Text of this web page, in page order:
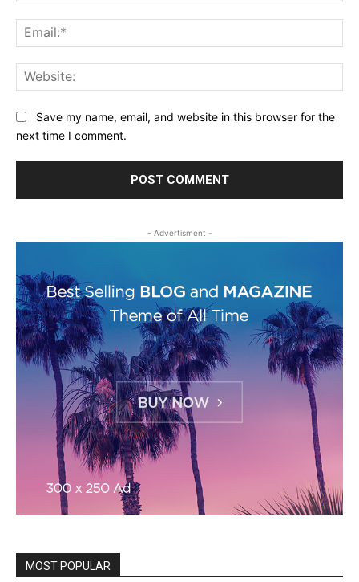
Save my name, email, and website in this browser for the
next time I comment.
- Advertisment -
MOST POPULAR